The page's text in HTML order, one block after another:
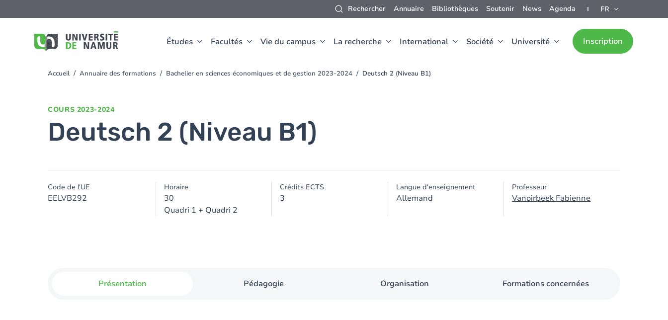
Rechercher Annuaire Bibliothèques Soutenir News Agenda FR
Études Facultés Vie du campus La recherche International Société Université Inscription
au
You
Accueil Annuaire des formations Bachelier en sciences économiques et de gestion 2023-2024 Deutsch 2 (Niveau B1)
COURS 2023-2024
Deutsch 2 (Niveau B1)
Code de l'UE
EELVB292
Horaire
30
Quadri 1 + Quadri 2
Crédits ECTS
3
Langue d'enseignement
Allemand
Professeur
Vanoirbeek Fabienne
Présentation Pédagogie Organisation Formations concernées